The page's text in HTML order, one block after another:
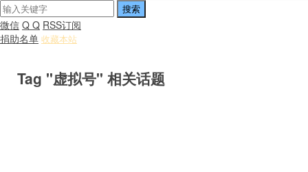
微信 Q Q RSS订阅
捐助名单 收藏本站
Tag "虚拟号" 相关话题